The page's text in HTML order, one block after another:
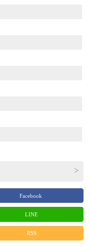
Facebook
LINE
RSS